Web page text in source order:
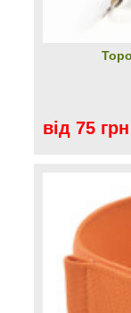
від 75 грн